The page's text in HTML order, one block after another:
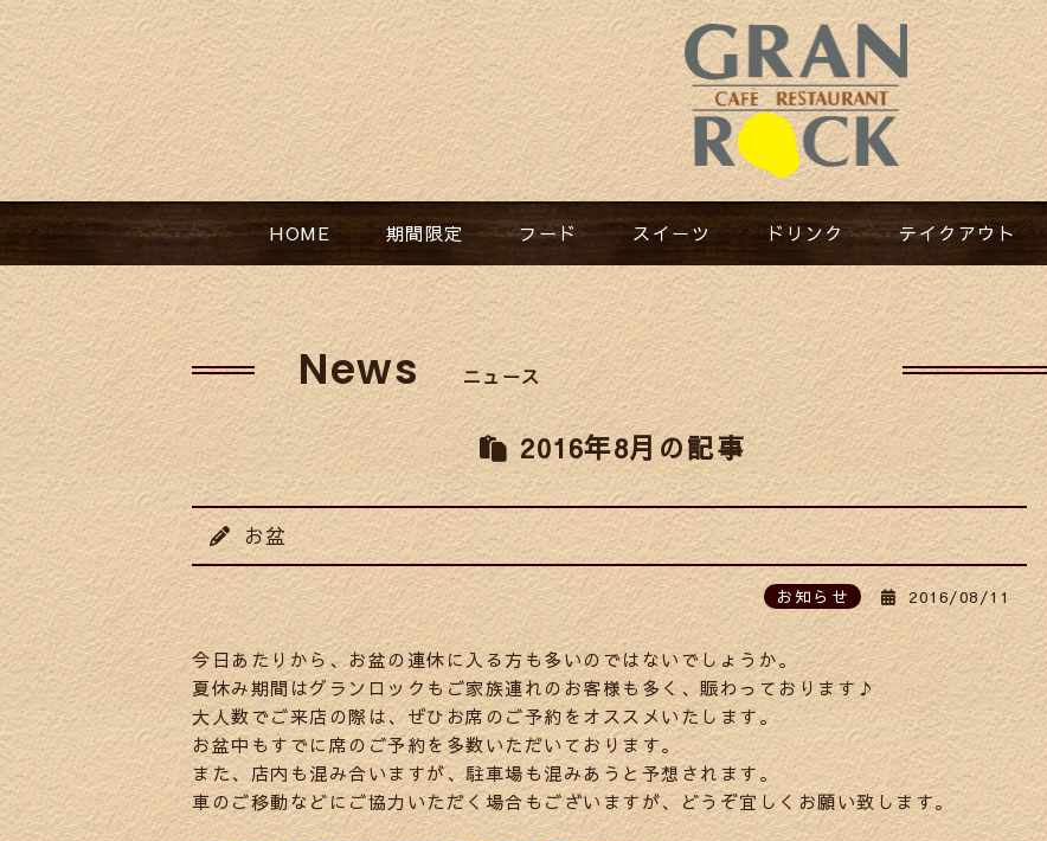
HOME​ 期間限定​ フード​ スイーツ​ ドリンク​ テイクアウト​
News ニュース
2016年8月の記事
お盆
お知らせ 2016/08/11
今日あたりから、お盆の連休に入る方も多いのではないでしょうか。
夏休み期間はグランロックもご家族連れのお客様も多く、賑わっております♪
大人数でご来店の際は、ぜひお席のご予約をオススメいたします。
お盆中もすでに席のご予約を多数いただいております。
また、店内も混み合いますが、駐車場も混みあうと予想されます。
車のご移動などにご協力いただく場合もございますが、どうぞ宜しくお願い致します。